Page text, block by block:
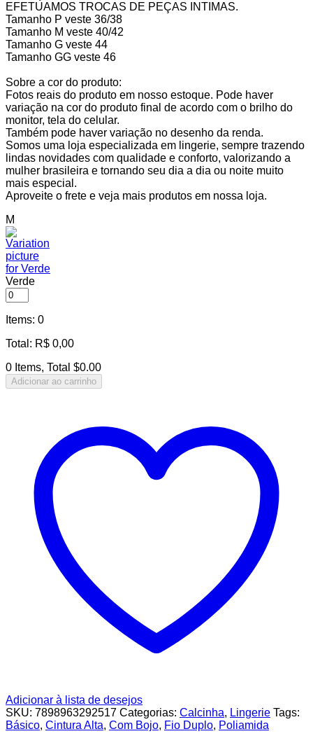
EFETUAMOS TROCAS DE PEÇAS INTIMAS.
Tamanho P veste 36/38
Tamanho M veste 40/42
Tamanho G veste 44
Tamanho GG veste 46
Sobre a cor do produto:
Fotos reais do produto em nosso estoque. Pode haver
variação na cor do produto final de acordo com o brilho do
monitor, tela do celular.
Também pode haver variação no desenho da renda.
Somos uma loja especializada em lingerie, sempre trazendo
lindas novidades com qualidade e conforto, valorizando a
mulher brasileira e tornando seu dia a dia ou noite muito
mais especial.
Aproveite o frete e veja mais produtos em nossa loja.
M
Verde
Items: 0
Total : R$ 0,00
0 Items, Total $0.00
Adicionar ao carrinho
Adicionar à lista de desejos
SKU: 7898963292517 Categorias: Calcinha, Lingerie Tags:
Básico, Cintura Alta, Com Bojo, Fio Duplo, Poliamida